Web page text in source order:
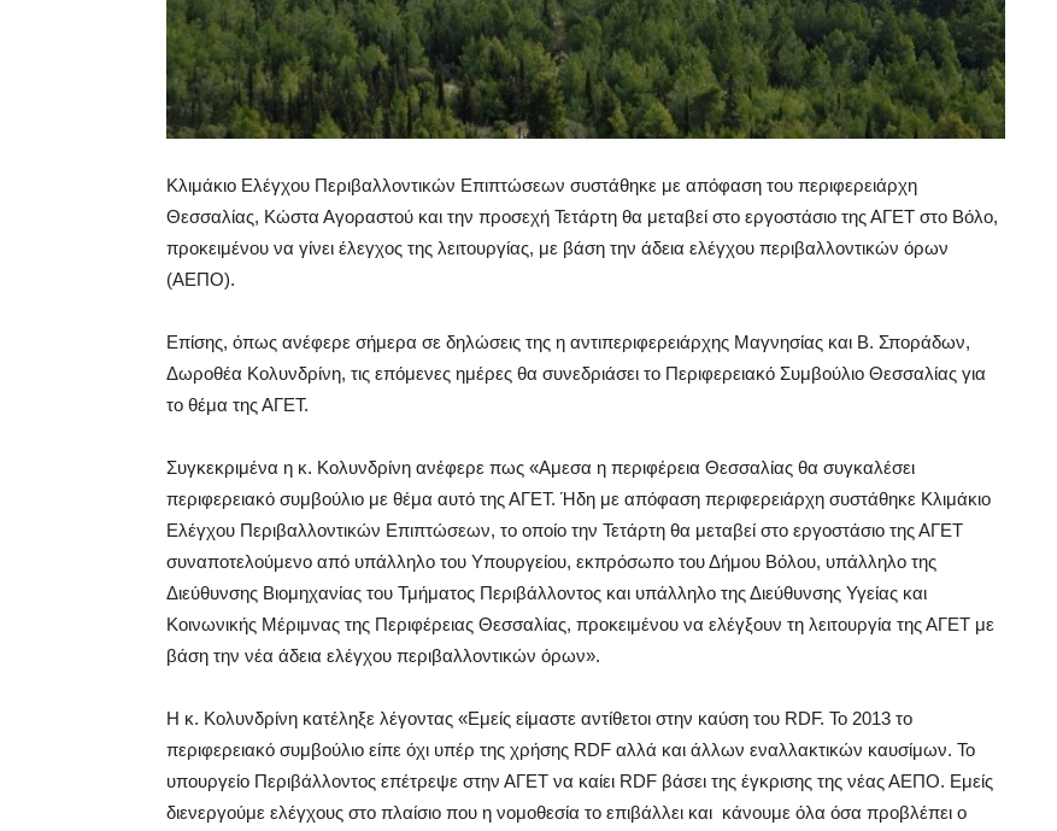
Κλιμάκιο Ελέγχου Περιβαλλοντικών Επιπτώσεων συστάθηκε με απόφαση του περιφερειάρχη
Θεσσαλίας, Κώστα Αγοραστού και την προσεχή Τετάρτη θα μεταβεί στο εργοστάσιο της ΑΓΕΤ στο Βόλο,
προκειμένου να γίνει έλεγχος της λειτουργίας, με βάση την άδεια ελέγχου περιβαλλοντικών όρων
(ΑΕΠΟ).
Επίσης, όπως ανέφερε σήμερα σε δηλώσεις της η αντιπεριφερειάρχης Μαγνησίας και Β. Σποράδων,
Δωροθέα Κολυνδρίνη, τις επόμενες ημέρες θα συνεδριάσει το Περιφερειακό Συμβούλιο Θεσσαλίας για
το θέμα της ΑΓΕΤ.
Συγκεκριμένα η κ. Κολυνδρίνη ανέφερε πως «Αμεσα η περιφέρεια Θεσσαλίας θα συγκαλέσει
περιφερειακό συμβούλιο με θέμα αυτό της ΑΓΕΤ. Ήδη με απόφαση περιφερειάρχη συστάθηκε Κλιμάκιο
Ελέγχου Περιβαλλοντικών Επιπτώσεων, το οποίο την Τετάρτη θα μεταβεί στο εργοστάσιο της ΑΓΕΤ
συναποτελούμενο από υπάλληλο του Υπουργείου, εκπρόσωπο του Δήμου Βόλου, υπάλληλο της
Διεύθυνσης Βιομηχανίας του Τμήματος Περιβάλλοντος και υπάλληλο της Διεύθυνσης Υγείας και
Κοινωνικής Μέριμνας της Περιφέρειας Θεσσαλίας, προκειμένου να ελέγξουν τη λειτουργία της ΑΓΕΤ με
βάση την νέα άδεια ελέγχου περιβαλλοντικών όρων».
Η κ. Κολυνδρίνη κατέληξε λέγοντας «Εμείς είμαστε αντίθετοι στην καύση του RDF. Το 2013 το
περιφερειακό συμβούλιο είπε όχι υπέρ της χρήσης RDF αλλά και άλλων εναλλακτικών καυσίμων. Το
υπουργείο Περιβάλλοντος επέτρεψε στην ΑΓΕΤ να καίει RDF βάσει της έγκρισης της νέας ΑΕΠΟ. Εμείς
διενεργούμε ελέγχους στο πλαίσιο που η νομοθεσία το επιβάλλει και κάνουμε όλα όσα προβλέπει ο